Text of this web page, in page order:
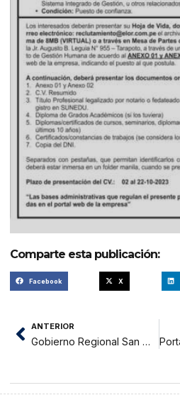
Comparte esta publicación:
Facebook X
ANTERIOR
Gobierno Regional San Martin: Notificacion